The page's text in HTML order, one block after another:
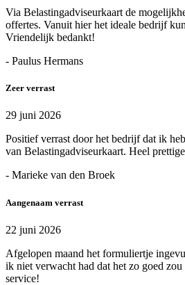
Via Belastingadviseurkaart de
offertes. Vanuit hier het ideale bedrijf
Vriendelijk bedankt!
- Paulus Hermans
Zeer verrast
29 juni 2026
Positief verrast door het bedrijf dat ik
van Belastingadviseurkaart. Heel
- Marieke van den Broek
Aangenaam verrast
22 juni 2026
Afgelopen maand het formuliertje
ik niet verwacht had dat het zo goed
service!